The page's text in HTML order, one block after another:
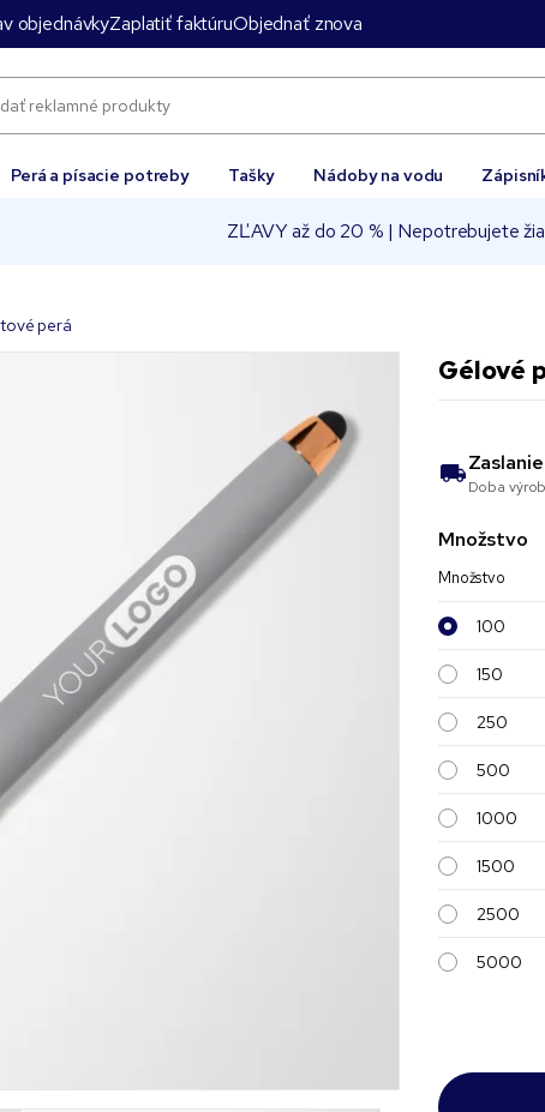
objednávkyZaplatiť faktúruObjednať znova
Perá a písacie potreby Tašky Nádoby na vodu
ZĽAVY až do 20 % | Nepotrebujete
perá
Gélové
Doba
Množstvo
Množstvo
100
150
250
500
1000
1500
2500
5000